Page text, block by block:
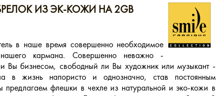
ИЗ ЭК-КОЖИ НА 2GB
в наше время совершенно необходимое
кармана. Совершенно неважно -
Вы бизнесом, свободный ли Вы художник или музыкант -
в жизнь напористо и однозначно, став постоянным
предлагаем флешки в чехле из натуральной и эко-кожи в